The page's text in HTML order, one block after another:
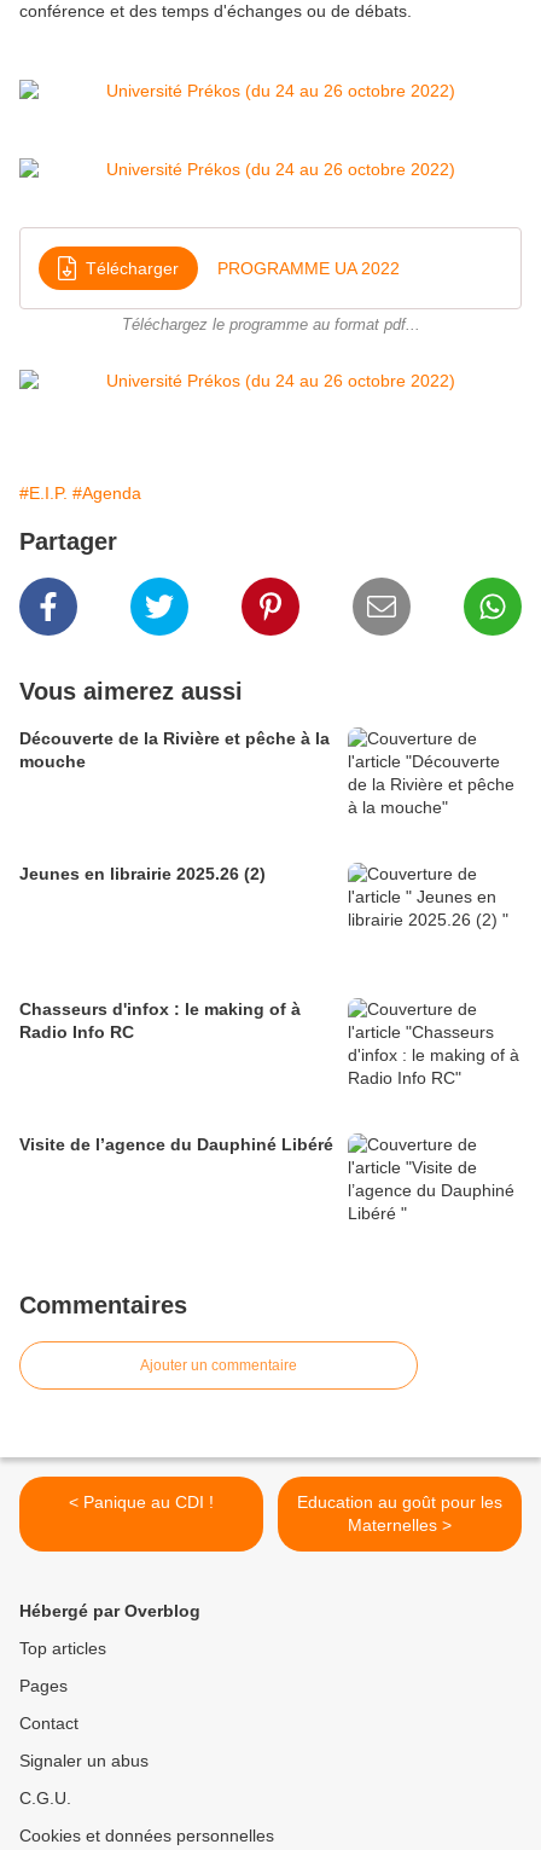
conférence et des temps d'échanges ou de débats.
Télécharger PROGRAMME UA 2022
Téléchargez le programme au format pdf...
#E.I.P. #Agenda
Partager
Vous aimerez aussi
Découverte de la Rivière et pêche à la
mouche
Jeunes en librairie 2025.26 (2)
Chasseurs d'infox : le making of à
Radio Info RC
Visite de l’agence du Dauphiné Libéré
Commentaires
Ajouter un commentaire
< Panique au CDI !
Education au goût pour les
Maternelles >
Hébergé par Overblog
Top articles
Pages
Contact
Signaler un abus
C.G.U.
Cookies et données personnelles